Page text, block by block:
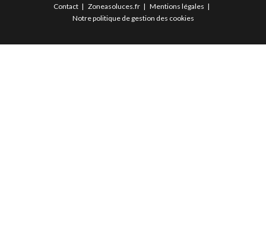
Contact Zoneasoluces.fr
Mentions légales
Notre politique de gestion des cookies